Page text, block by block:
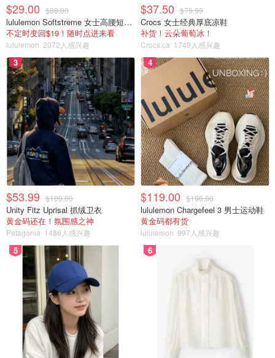
$29.00 $88.00
lululemon Softstreme 女士高腰短裤 10cm
不定时变回$19！随时点进来看
lululemon 2072人感兴趣
$37.50 $79.99
Crocs 女士经典厚底凉鞋
补货！云朵葡萄冰！
Crocs.ca 1749人感兴趣
3
$53.99 $109.00
Unity Fitz Uprisal 抓绒卫衣
黄金码还在！氛围感之神
Patagonia 1486人感兴趣
4
$119.00 $198.00
lululemon Chargefeel 3 男士运动鞋
黄金码都有货
lululemon 997人感兴趣
5 6